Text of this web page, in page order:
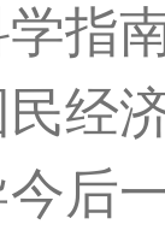
指
经
后